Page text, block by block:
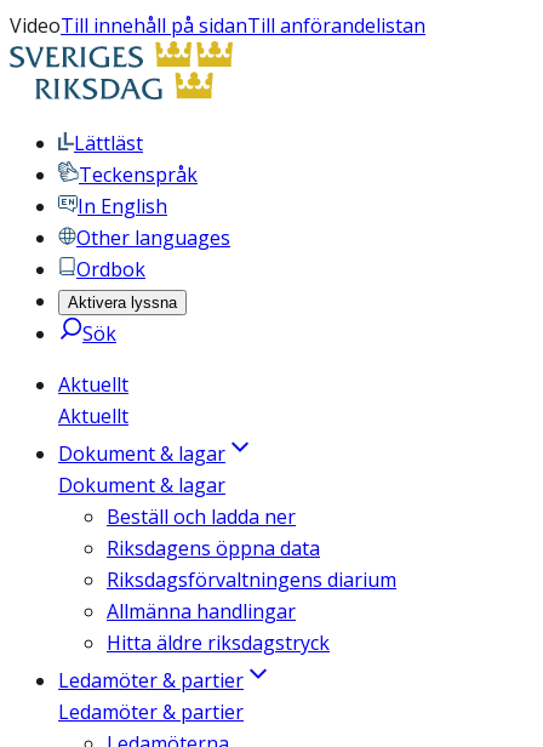
VideoTill innehåll på sidanTill anförandelistan
Lättläst
Teckenspråk
In English
Other languages
Ordbok
Aktivera lyssna
Sök
Aktuellt
Aktuellt
Dokument & lagar
Dokument & lagar
Beställ och ladda ner
Riksdagens öppna data
Riksdagsförvaltningens diarium
Allmänna handlingar
Hitta äldre riksdagstryck
Ledamöter & partier
Ledamöter & partier